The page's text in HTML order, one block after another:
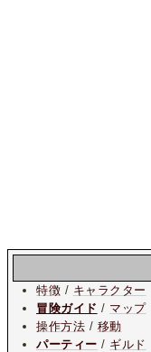
特徴 / キャラクター
冒険ガイド / マップ
操作方法 / 移動
パーティー / ギルド